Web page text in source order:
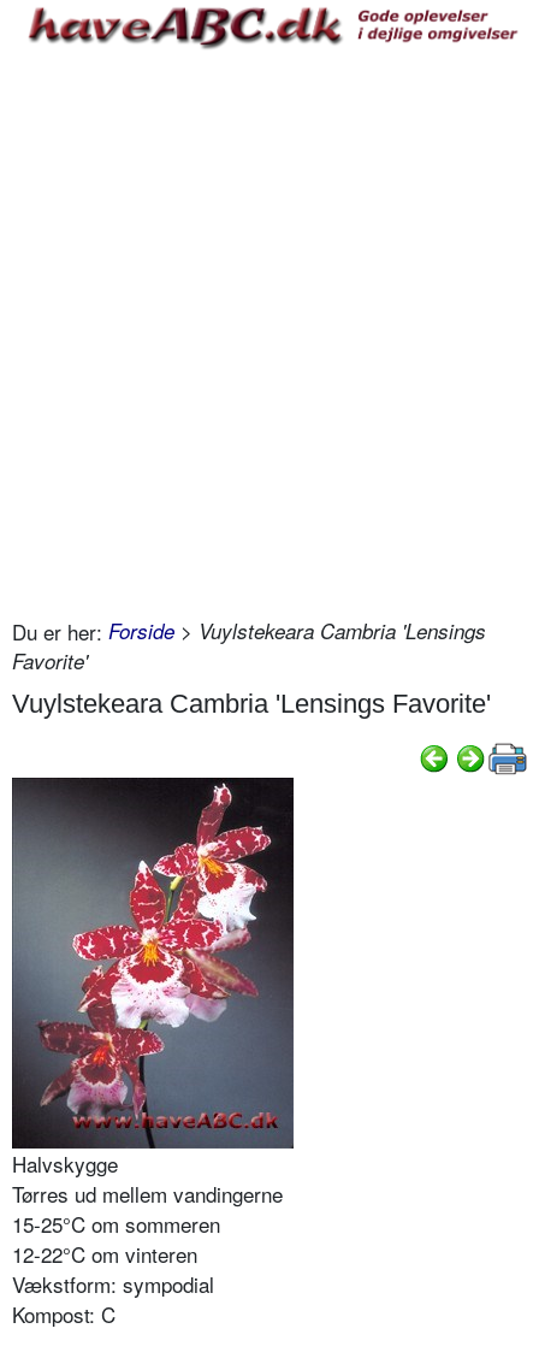
Du er her: Forside > Vuylstekeara Cambria 'Lensings
Favorite'
Vuylstekeara Cambria 'Lensings Favorite'
Halvskygge
Tørres ud mellem vandingerne
15-25°C om sommeren
12-22°C om vinteren
Vækstform: sympodial
Kompost: C